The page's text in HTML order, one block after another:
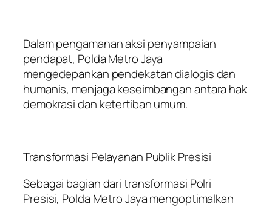
Dalam pengamanan aksi penyampaian
pendapat, Polda Metro Jaya
mengedepankan pendekatan dialogis dan
humanis, menjaga keseimbangan antara hak
demokrasi dan ketertiban umum.
Transformasi Pelayanan Publik Presisi
Sebagai bagian dari transformasi Polri
Presisi, Polda Metro Jaya mengoptimalkan